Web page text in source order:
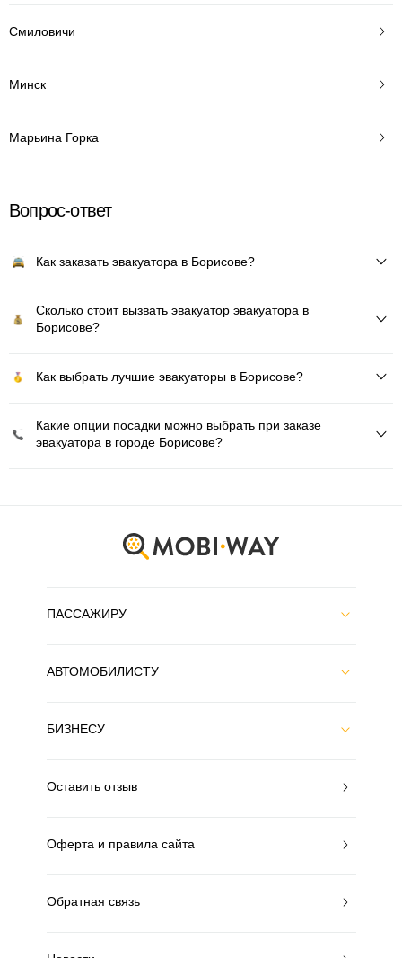
Смиловичи
Минск
Марьина Горка
Вопрос-ответ
Как заказать эвакуатора в Борисове?
Сколько стоит вызвать эвакуатор эвакуатора в
Борисове?
Как выбрать лучшие эвакуаторы в Борисове?
Какие опции посадки можно выбрать при заказе
эвакуатора в городе Борисове?
ПАССАЖИРУ
АВТОМОБИЛИСТУ
БИЗНЕСУ
Оставить отзыв
Оферта и правила сайта
Обратная связь